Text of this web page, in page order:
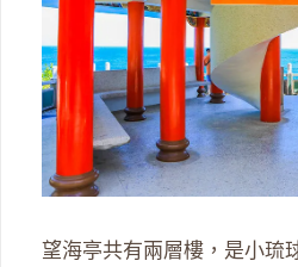
望海亭共有兩層樓，是小琉